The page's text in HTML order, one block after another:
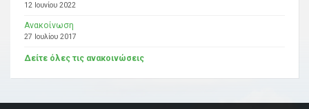
12 Ιουνίου 2022
Ανακοίνωση
27 Ιουλίου 2017
Δείτε όλες τις ανακοινώσεις